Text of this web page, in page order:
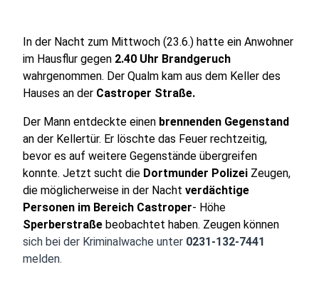
In der Nacht zum Mittwoch (23.6.) hatte ein Anwohner
im Hausflur gegen 2.40 Uhr Brandgeruch
wahrgenommen. Der Qualm kam aus dem Keller des
Hauses an der Castroper Straße.
Der Mann entdeckte einen brennenden Gegenstand
an der Kellertür. Er löschte das Feuer rechtzeitig,
bevor es auf weitere Gegenstände übergreifen
konnte. Jetzt sucht die Dortmunder Polizei Zeugen,
die möglicherweise in der Nacht verdächtige
Personen im Bereich Castroper- Höhe
Sperberstraße beobachtet haben. Zeugen können
sich bei der Kriminalwache unter 0231-132-7441
melden.